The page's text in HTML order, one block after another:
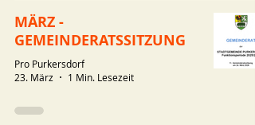
MÄRZ -
GEMEINDERATSSITZUNG
Pro Purkersdorf
23. März
1 Min. Lesezeit